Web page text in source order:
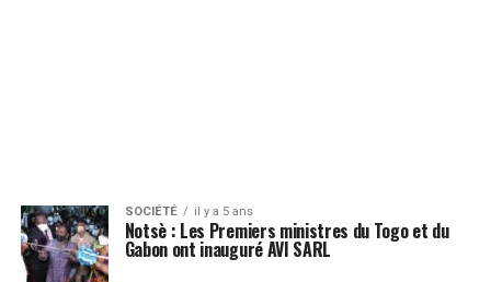
SOCIÉTÉ il y a 5 ans
Notsè : Les Premiers ministres du Togo et du
Gabon ont inauguré AVI SARL